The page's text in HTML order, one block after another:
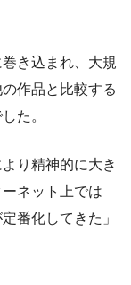
き込まれ、大規
作品と比較する
た。
り精神的に大き
ネット上では
番化してきた」